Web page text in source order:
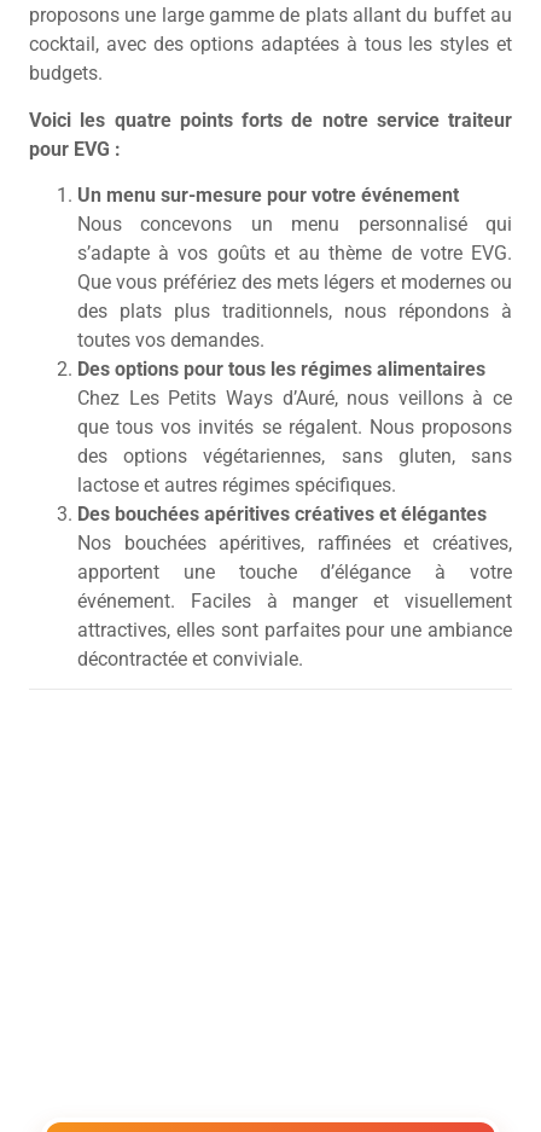
proposons une large gamme de plats allant du buffet au
cocktail, avec des options adaptées à tous les styles et
budgets.
Voici les quatre points forts de notre service traiteur
pour EVG :
Un menu sur-mesure pour votre événement
Nous concevons un menu personnalisé qui
s’adapte à vos goûts et au thème de votre EVG.
Que vous préfériez des mets légers et modernes ou
des plats plus traditionnels, nous répondons à
toutes vos demandes.
Des options pour tous les régimes alimentaires
Chez Les Petits Ways d’Auré, nous veillons à ce
que tous vos invités se régalent. Nous proposons
des options végétariennes, sans gluten, sans
lactose et autres régimes spécifiques.
Des bouchées apéritives créatives et élégantes
Nos bouchées apéritives, raffinées et créatives,
apportent une touche d’élégance à votre
événement. Faciles à manger et visuellement
attractives, elles sont parfaites pour une ambiance
décontractée et conviviale.